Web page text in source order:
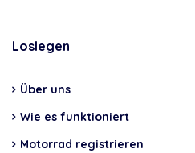
Loslegen
Über uns
Wie es funktioniert
Motorrad registrieren